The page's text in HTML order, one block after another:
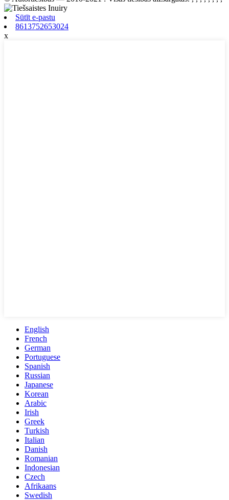
Sūtīt e-pastu
8613752653024
x
English
French
German
Portuguese
Spanish
Russian
Japanese
Korean
Arabic
Irish
Greek
Turkish
Italian
Danish
Romanian
Indonesian
Czech
Afrikaans
Swedish